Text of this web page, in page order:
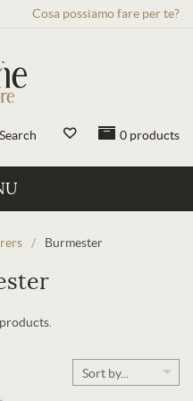
Cosa possiamo fare per te?
0 products
Search
/ Burmester
Sort by...